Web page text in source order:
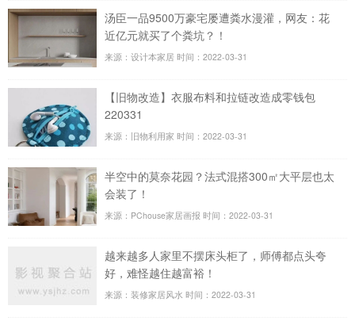
汤臣一品9500万豪宅屡遭粪水漫灌，网友：花
近亿元就买了个粪坑？！
来源：设计本家居 时间：2022-03-31
【旧物改造】衣服布料和拉链改造成零钱包
220331
来源：旧物利用家 时间：2022-03-31
半空中的莫奈花园？法式混搭300㎡大平层也太
会装了！
来源：PChouse家居画报 时间：2022-03-31
越来越多人家里不摆床头柜了，师傅都点头夸
好，难怪越住越富裕！
来源：装修家居风水 时间：2022-03-31